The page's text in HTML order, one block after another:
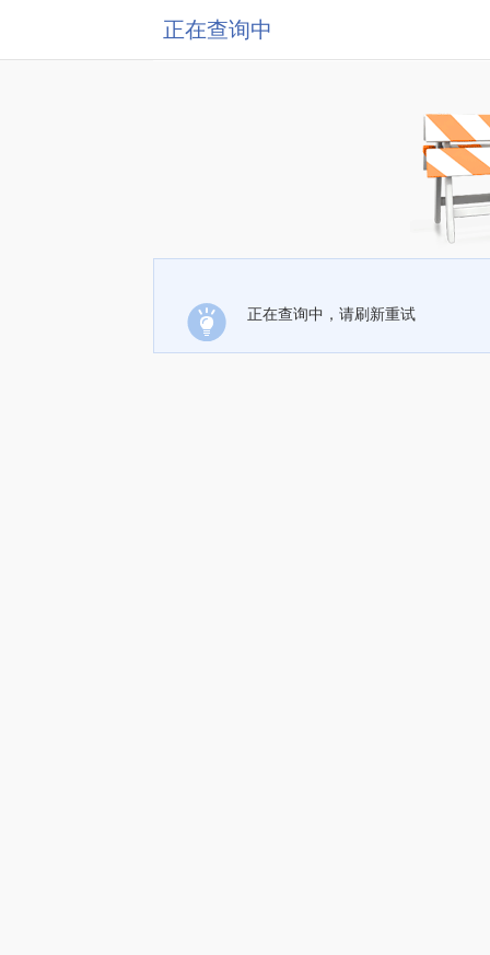
正在查询中
正在查询中，请刷新重试